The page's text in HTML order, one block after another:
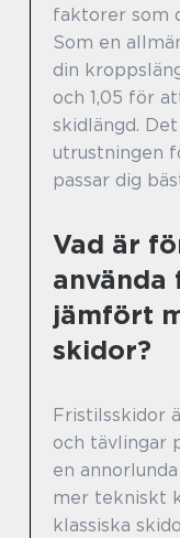
faktorer som
Som en
din
och 1,05 för
skidlängd.
utrustningen
passar dig
Vad är
jämfört
skidor?
Fristilsskidor
och tävlingar
en
mer tekniskt
klassiska